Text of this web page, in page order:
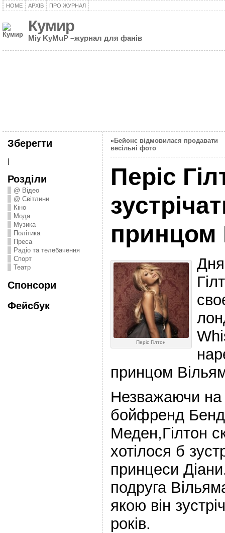
HOME АРХІВ ПРО ЖУРНАЛ
Кумир
Miy KyMuP –журнал для фанів
Зберегти
Розділи
@ Відео
@ Світлини
Кіно
Мода
Музика
Політика
Преса
Радіо та телебачення
Спорт
Театр
Спонсори
Фейсбук
«Бейонс відмовилася продавати
весільні фото
Періс
принцом
Періс Гілтон
принцом
Незважаючи на
бойфренд
Меден,Гілтон
хотілося б
принцеси
подруга
якою він
років.